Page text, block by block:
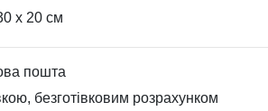
x 20 см
пошта
безготівковим розрахунком